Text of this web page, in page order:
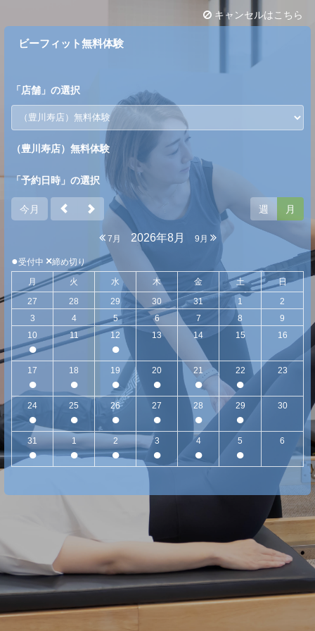
キャンセルはこちら
ビーフィット無料体験
「 店舗 」の選択
（豊川寿店）無料体験
「予約日時」の選択
今月
7月 2026年8月 9月
週 月
●受付中 ×締め切り
月
火 水 木 金 土
日
27
28 29 30 31 1
2
3
4 5 6 7 8
9
10
●
11 12
●
13 14 15 16
17
●
18
●
19
●
20
●
21
●
22
●
23
24
●
25
●
26
●
27
●
28
●
29
●
30
31
●
1
●
2
●
3
●
4
●
5
●
6